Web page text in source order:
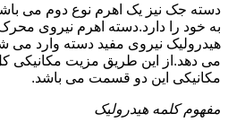
دسته جک نیز یک اهرم نوع دوم می
به خود را دارد.دسته اهرم نیروی
هیدرولیک نیروی مفید دسته وارد می
می دهد.از این طریق مزیت مکانیکی
مکانیکی این دو قسمت می باشد.
مفهوم کلمه هیدرولیک